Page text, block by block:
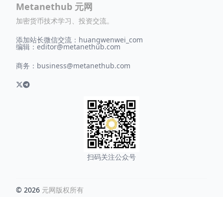
Metanethub 元网
加密货币技术学习、投资交流。
添加站长微信交流：huangwenwei_com
编辑： editor@metanethub.com
商务： business@metanethub.com
扫码关注公众号
© 2026 元网版权所有